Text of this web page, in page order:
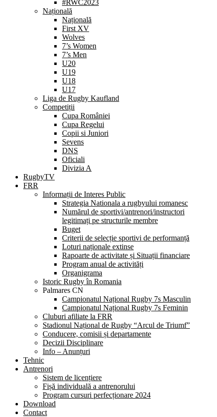
#RWC2023
Națională
Națională
First XV
Wolves
7’s Women
7’s Men
U20
U19
U18
U17
Liga de Rugby Kaufland
Competiții
Cupa României
Cupa Regelui
Copii si Juniori
Sevens
DNS
Oficiali
Divizia A
RugbyTV
FRR
Informații de Interes Public
Strategia Nationala a rugbyului romanesc
Numărul de sportivi/antrenori/instructori
legitimați pe structurile membre
Buget
Criterii de selecție sportivi de performanță
Loturi naționale extinse
Rapoarte de activitate și Situații financiare
Program anual de activități
Organigrama
Istoric Rugby în Romania
Palmares CN
Campionatul Național Rugby 7s Masculin
Campionatul Național Rugby 7s Feminin
Cluburi afiliate la FRR
Stadionul Național de Rugby “Arcul de Triumf”
Conducere, comisii și departamente
Decizii Disciplinare
Info – Anunțuri
Tehnic
Antrenori
Sistem de licențiere
Fișă individuală a antrenorului
Program cursuri perfecționare 2024
Download
Contact